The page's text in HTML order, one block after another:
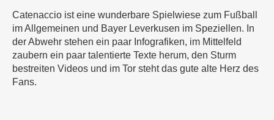
Catenaccio ist eine wunderbare Spielwiese zum Fußball
im Allgemeinen und Bayer Leverkusen im Speziellen. In
der Abwehr stehen ein paar Infografiken, im Mittelfeld
zaubern ein paar talentierte Texte herum, den Sturm
bestreiten Videos und im Tor steht das gute alte Herz des
Fans.